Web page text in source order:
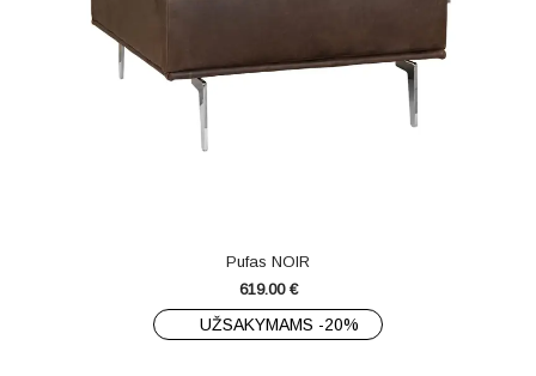
Pufas NOIR
619.00 €
UŽSAKYMAMS -20%